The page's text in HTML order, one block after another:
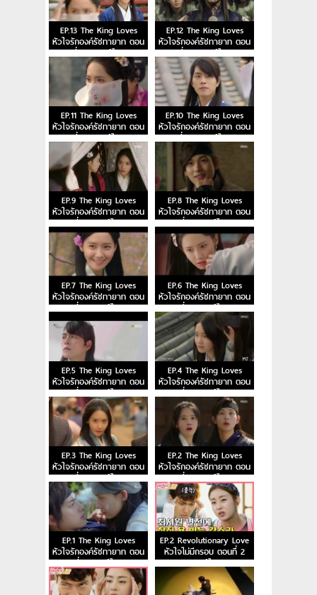
EP.13 The King Loves
หัวใจรักองค์รัชทายาท ตอน
ที่ 13 พากย์ไทย
EP.12 The King Loves
หัวใจรักองค์รัชทายาท ตอน
ที่ 12 พากย์ไทย
EP.11 The King Loves
หัวใจรักองค์รัชทายาท ตอน
ที่ 11 พากย์ไทย
EP.10 The King Loves
หัวใจรักองค์รัชทายาท ตอน
ที่ 10 พากย์ไทย
EP.9 The King Loves
หัวใจรักองค์รัชทายาท ตอน
ที่ 9 พากย์ไทย
EP.8 The King Loves
หัวใจรักองค์รัชทายาท ตอน
ที่ 8 พากย์ไทย
EP.7 The King Loves
หัวใจรักองค์รัชทายาท ตอน
ที่ 7 พากย์ไทย
EP.6 The King Loves
หัวใจรักองค์รัชทายาท ตอน
ที่ 6 พากย์ไทย
EP.5 The King Loves
หัวใจรักองค์รัชทายาท ตอน
ที่ 5 พากย์ไทย
EP.4 The King Loves
หัวใจรักองค์รัชทายาท ตอน
ที่ 4 พากย์ไทย
EP.3 The King Loves
หัวใจรักองค์รัชทายาท ตอน
ที่ 3 พากย์ไทย
EP.2 The King Loves
หัวใจรักองค์รัชทายาท ตอน
ที่ 2 พากย์ไทย
EP.1 The King Loves
หัวใจรักองค์รัชทายาท ตอน
ที่ 1 พากย์ไทย
EP.2 Revolutionary Love
หัวใจไม่มีกรอบ ตอนที่ 2
พากย์ไทย